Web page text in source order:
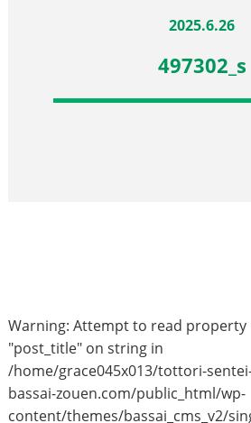
2025.6.26
497302_s
Warning: Attempt to read property
"post_title" on string in
/home/grace045x013/tottori-
bassai-zouen.com/public_html/wp-
content/themes/bassai_cms_v2/